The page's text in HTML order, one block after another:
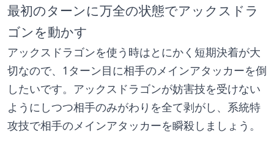
最初のターンに万全の状態でアックスドラ
ゴンを動かす
アックスドラゴンを使う時はとにかく短期決着が大
切なので、1ターン目に相手のメインアタッカーを倒
したいです。アックスドラゴンが妨害技を受けない
ようにしつつ相手のみがわりを全て剥がし、系統特
攻技で相手のメインアタッカーを瞬殺しましょう。